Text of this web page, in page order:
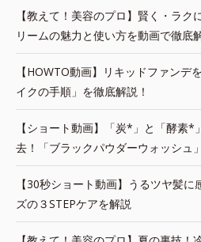
【教えて！美容のプロ】賢く・ラク
リームの魅力と使い方を動画で徹底
【HOWTO動画】リキッドファンデ
イクの手順」を徹底解説！
【ショート動画】「炭*」と「酵素
去！「ブラックパウダーウォッシュ
【30秒ショート動画】うるツヤ髪
ズの３STEPケアを解説